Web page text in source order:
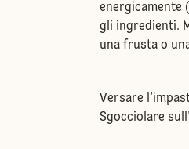
energicamente
gli ingredienti.
una frusta o
Versare
Sgocciolare